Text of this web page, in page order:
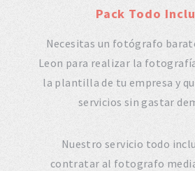
Pack Todo
Necesitas un fotógrafo
Leon para realizar la
la plantilla de tu empresa y
servicios sin gastar
Nuestro servicio todo
contratar al fotografo